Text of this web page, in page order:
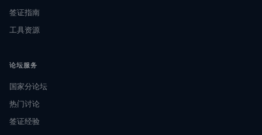
签证指南
工具资源
论坛服务
国家分论坛
热门讨论
签证经验